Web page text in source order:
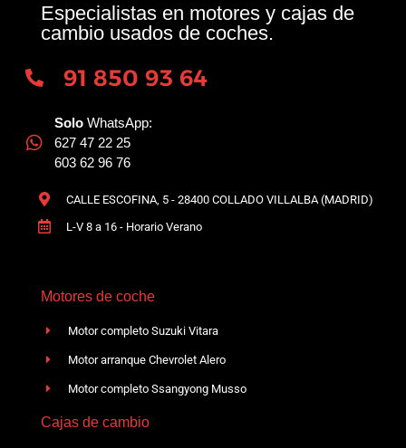
Especialistas en motores y cajas de
cambio usados de coches.
91 850 93 64
Solo WhatsApp:
627 47 22 25
603 62 96 76
CALLE ESCOFINA, 5 - 28400 COLLADO VILLALBA (MADRID)
L-V 8 a 16 - Horario Verano
Motores de coche
Motor completo Suzuki Vitara
Motor arranque Chevrolet Alero
Motor completo Ssangyong Musso
Cajas de cambio